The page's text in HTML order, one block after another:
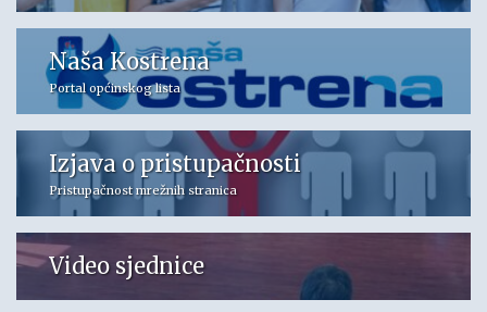
Naša Kostrena
Portal općinskog lista
Izjava o pristupačnosti
Pristupačnost mrežnih stranica
Video sjednice